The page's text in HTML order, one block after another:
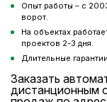
Опыт работы – с
ворот.
На объектах
проектов 2-3 дня.
Длительные
Заказать
дистанционным